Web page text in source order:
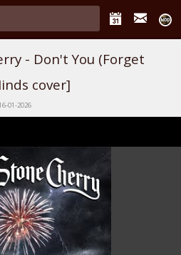
- Don't You (Forget
cover]
01-2026